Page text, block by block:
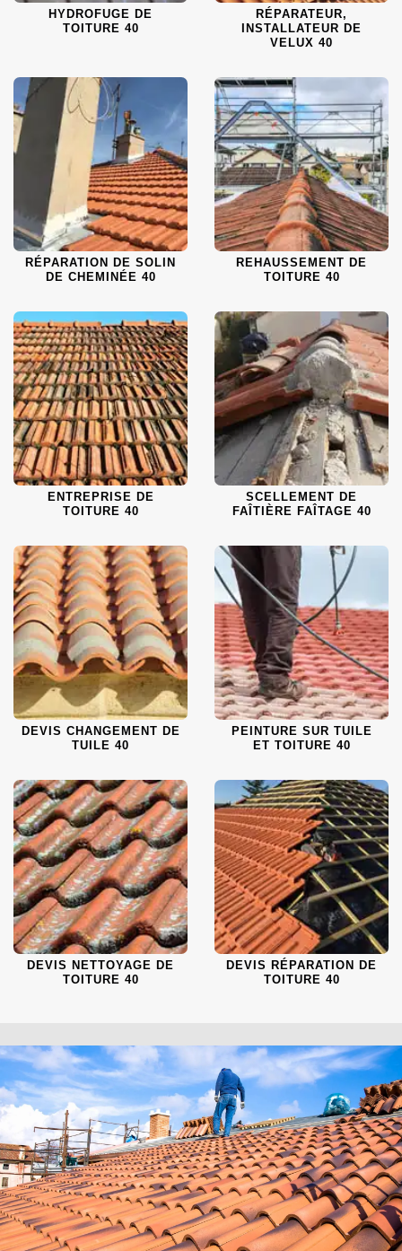
HYDROFUGE DE
TOITURE 40
RÉPARATEUR,
INSTALLATEUR DE
VELUX 40
RÉPARATION DE SOLIN
DE CHEMINÉE 40
REHAUSSEMENT DE
TOITURE 40
ENTREPRISE DE
TOITURE 40
SCELLEMENT DE
FAÎTIÈRE FAÎTAGE 40
DEVIS CHANGEMENT DE
TUILE 40
PEINTURE SUR TUILE
ET TOITURE 40
DEVIS NETTOYAGE DE
TOITURE 40
DEVIS RÉPARATION DE
TOITURE 40